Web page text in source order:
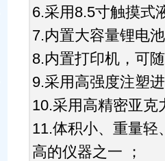
6.采用8.5寸触摸式
7.内置大容量锂电
8.内置打印机，可
9.采用高强度注塑
10.采用高精密亚克
11.体积小、重量轻
高的仪器之一 ；